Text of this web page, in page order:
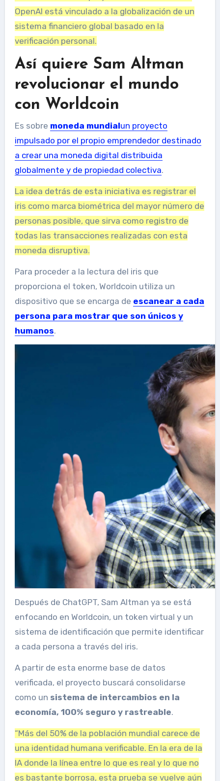
OpenAI está vinculado a la globalización de un
sistema financiero global basado en la
verificación personal.
Así quiere Sam Altman
revolucionar el mundo
con Worldcoin
Es sobre moneda mundialun proyecto
impulsado por el propio emprendedor destinado
a crear una moneda digital distribuida
globalmente y de propiedad colectiva.
La idea detrás de esta iniciativa es registrar el
iris como marca biométrica del mayor número de
personas posible, que sirva como registro de
todas las transacciones realizadas con esta
moneda disruptiva.
Para proceder a la lectura del iris que
proporciona el token, Worldcoin utiliza un
dispositivo que se encarga de escanear a cada
persona para mostrar que son únicos y
humanos.
Después de ChatGPT, Sam Altman ya se está
enfocando en Worldcoin, un token virtual y un
sistema de identificación que permite identificar
a cada persona a través del iris.
A partir de esta enorme base de datos
verificada, el proyecto buscará consolidarse
como un sistema de intercambios en la
economía, 100% seguro y rastreable.
“Más del 50% de la población mundial carece de
una identidad humana verificable. En la era de la
IA donde la línea entre lo que es real y lo que no
es bastante borrosa, esta prueba se vuelve aún